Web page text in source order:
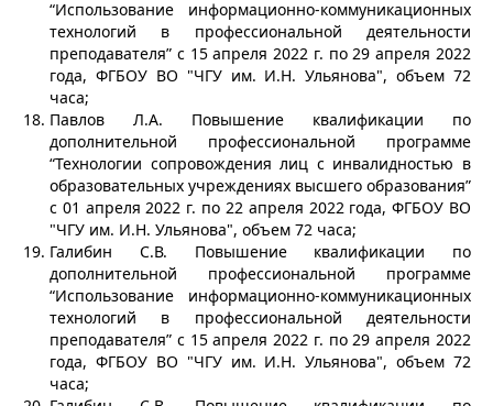
“Использование информационно-коммуникационных
технологий в профессиональной деятельности
преподавателя” с 15 апреля 2022 г. по 29 апреля 2022
года, ФГБОУ ВО "ЧГУ им. И.Н. Ульянова", объем 72
часа;
Павлов Л.А. Повышение квалификации по
дополнительной профессиональной программе
“Технологии сопровождения лиц с инвалидностью в
образовательных учреждениях высшего образования”
с 01 апреля 2022 г. по 22 апреля 2022 года, ФГБОУ ВО
"ЧГУ им. И.Н. Ульянова", объем 72 часа;
Галибин С.В. Повышение квалификации по
дополнительной профессиональной программе
“Использование информационно-коммуникационных
технологий в профессиональной деятельности
преподавателя” с 15 апреля 2022 г. по 29 апреля 2022
года, ФГБОУ ВО "ЧГУ им. И.Н. Ульянова", объем 72
часа;